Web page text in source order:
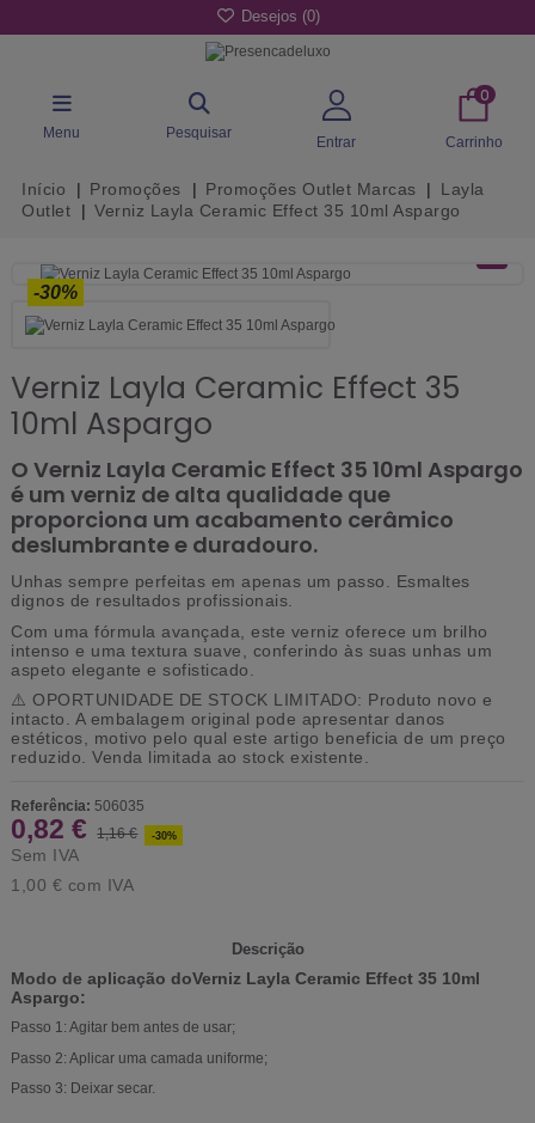
Desejos (0)
Menu Pesquisar
Entrar
0
Carrinho
Início Promoções Promoções Outlet Marcas
Layla
Outlet
Verniz Layla Ceramic Effect 35 10ml Aspargo
-30%
Verniz Layla Ceramic Effect 35
10ml Aspargo
O Verniz Layla Ceramic Effect 35 10ml Aspargo
é um verniz de alta qualidade que
proporciona um acabamento cerâmico
deslumbrante e duradouro.
Unhas sempre perfeitas em apenas um passo. Esmaltes
dignos de resultados profissionais.
Com uma fórmula avançada, este verniz oferece um brilho
intenso e uma textura suave, conferindo às suas unhas um
aspeto elegante e sofisticado.
⚠️ OPORTUNIDADE DE STOCK LIMITADO: Produto novo e
intacto. A embalagem original pode apresentar danos
estéticos, motivo pelo qual este artigo beneficia de um preço
reduzido. Venda limitada ao stock existente.
Referência: 506035
0,82 € 1,16 € -30%
Sem IVA
1,00 € com IVA
Descrição
Modo de aplicação doVerniz Layla Ceramic Effect 35 10ml
Aspargo:
Passo 1: Agitar bem antes de usar;
Passo 2: Aplicar uma camada uniforme;
Passo 3: Deixar secar.